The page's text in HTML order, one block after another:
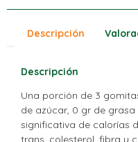
Descripción
Descripción
Una porción de 3
de azúcar, 0 gr de
significativa de calorías
trans, colesterol, fibra y